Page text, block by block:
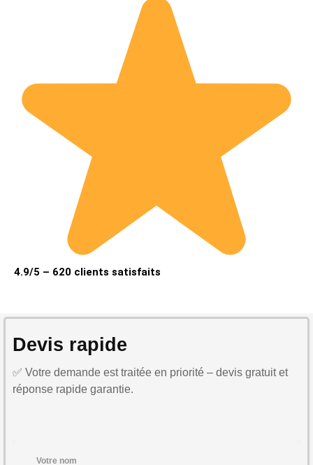
4.9/5 – 620 clients satisfaits
Devis rapide
✅ Votre demande est traitée en priorité – devis gratuit et
réponse rapide garantie.
Votre nom